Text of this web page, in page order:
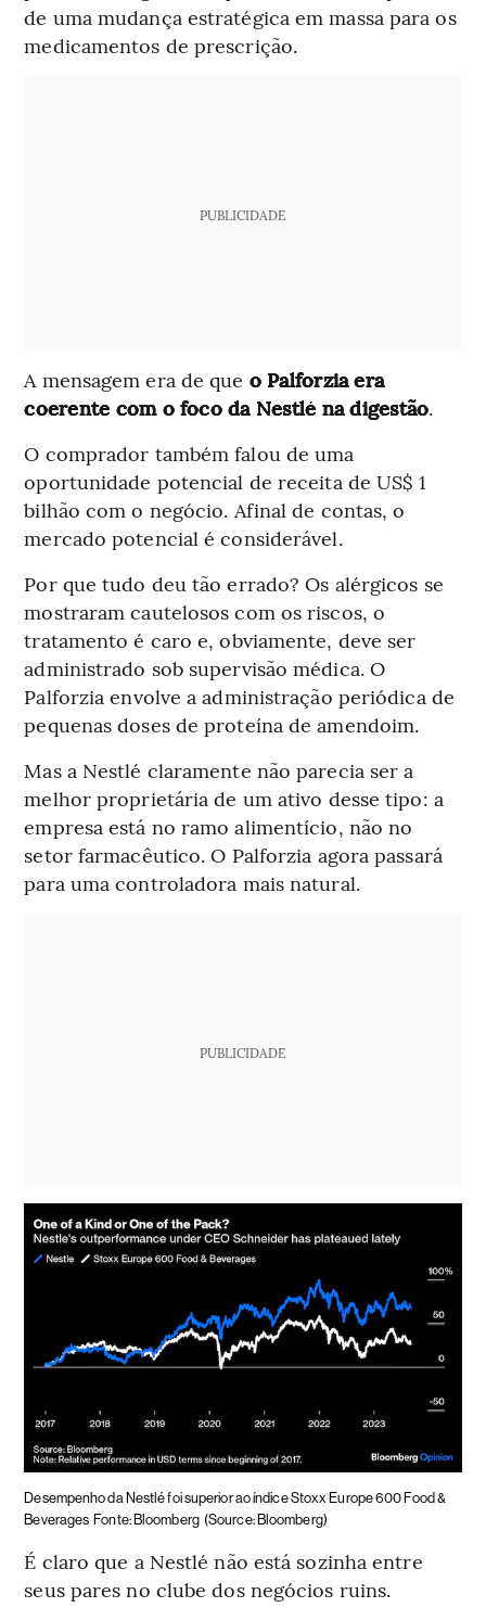
de uma mudança estratégica em massa para os
medicamentos de prescrição.
PUBLICIDADE
A mensagem era de que o Palforzia era
coerente com o foco da Nestlé na digestão.
O comprador também falou de uma
oportunidade potencial de receita de US$ 1
bilhão com o negócio. Afinal de contas, o
mercado potencial é considerável.
Por que tudo deu tão errado? Os alérgicos se
mostraram cautelosos com os riscos, o
tratamento é caro e, obviamente, deve ser
administrado sob supervisão médica. O
Palforzia envolve a administração periódica de
pequenas doses de proteína de amendoim.
Mas a Nestlé claramente não parecia ser a
melhor proprietária de um ativo desse tipo: a
empresa está no ramo alimentício, não no
setor farmacêutico. O Palforzia agora passará
para uma controladora mais natural.
PUBLICIDADE
Desempenho da Nestlé foi superior ao índice Stoxx Europe 600 Food &
Beverages Fonte: Bloomberg (Source: Bloomberg)
É claro que a Nestlé não está sozinha entre
seus pares no clube dos negócios ruins.